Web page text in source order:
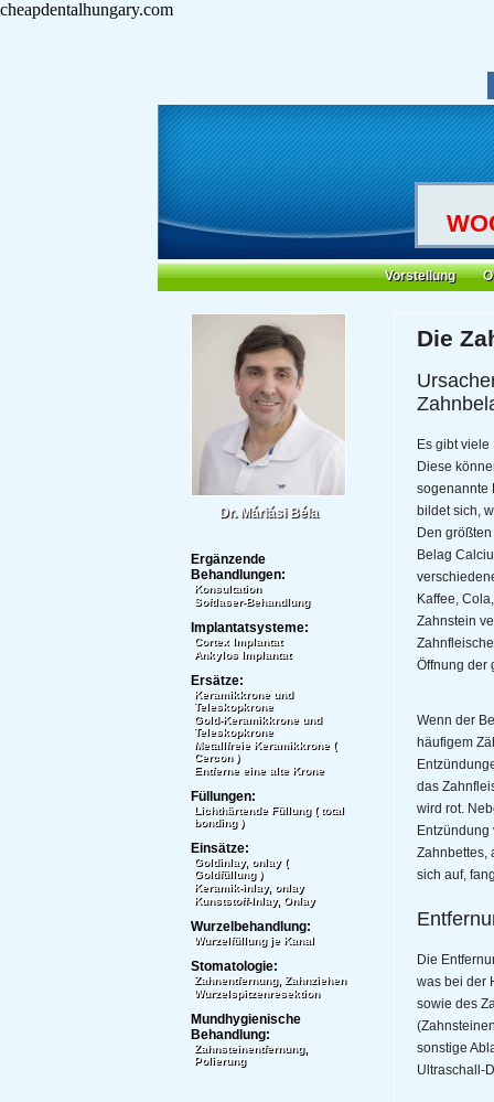
cheapdentalhungary.com
Vorstellung
Dr. Máriási Béla
Ergänzende
Behandlungen:
Konsultation
Softlaser-Behandlung
Implantatsysteme:
Cortex Implantat
Ankylos Implantat
Ersätze:
Keramikkrone und
Teleskopkrone
Gold-Keramikkrone und
Teleskopkrone
Metallfreie Keramikkrone (
Cercon )
Entferne eine alte Krone
Füllungen:
Lichthärtende Füllung ( total
bonding )
Einsätze:
Goldinlay, onlay (
Goldfüllung )
Keramik-inlay, onlay
Kunststoff-Inlay, Onlay
Wurzelbehandlung:
Wurzelfüllung je Kanal
Stomatologie:
Zahnentfernung, Zahnziehen
Wurzelspitzenresektion
Mundhygienische
Behandlung:
Zahnsteinentfernung,
Polierung
Die
Es gibt
Diese
sogenannte
bildet sich,
Den
Belag
Kaffee,
Zahnstein
Öffnung der
Wenn der
häufigem
das
wird rot.
Zahnbettes,
sich auf,
Die
was bei der
sowie des
sonstige
Ultraschall-